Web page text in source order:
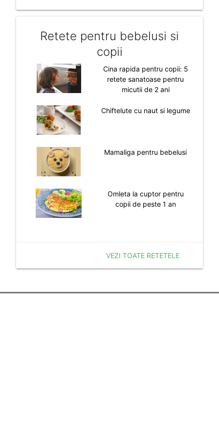
Retete pentru bebelusi si
copii
Cina rapida pentru copii: 5
retete sanatoase pentru
micutii de 2 ani
Chiftelute cu naut si legume
Mamaliga pentru bebelusi
Omleta la cuptor pentru
copii de peste 1 an
VEZI TOATE RETETELE